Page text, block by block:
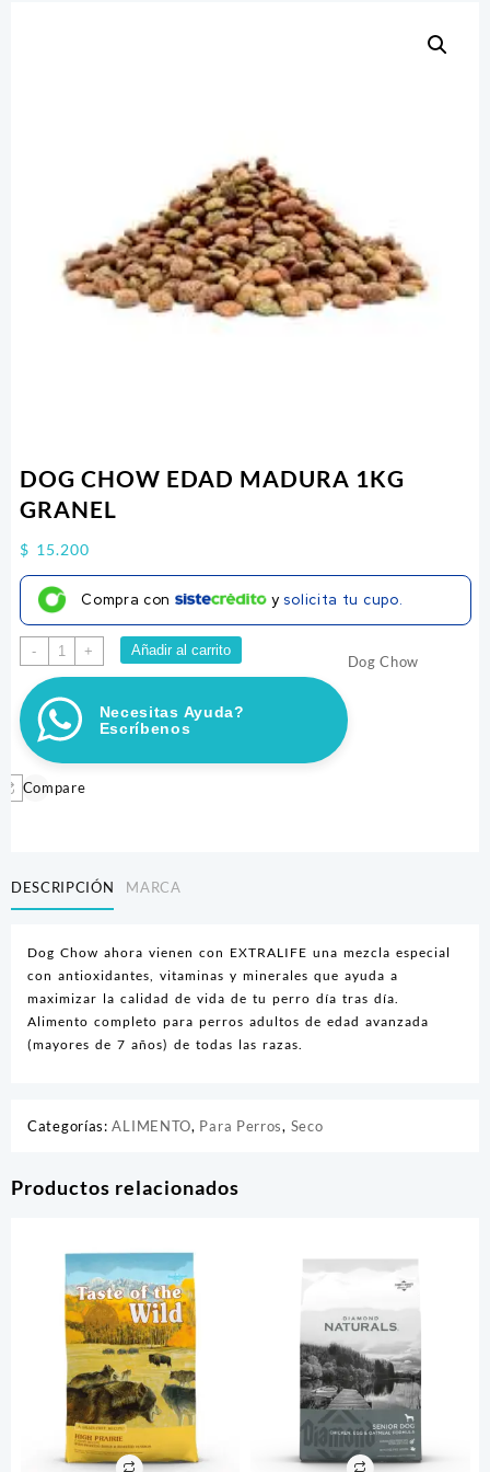
DOG CHOW EDAD MADURA 1KG
GRANEL
$ 15.200
Compra con y solicita tu cupo.
-
DOG
CHOW
EDAD
MADURA
1KG
GRANEL
cantidad
+ Añadir al carrito
Necesitas Ayuda?
Escríbenos
Compare
Dog Chow
DESCRIPCIÓN MARCA
Dog Chow ahora vienen con EXTRALIFE una mezcla especial
con antioxidantes, vitaminas y minerales que ayuda a
maximizar la calidad de vida de tu perro día tras día.
Alimento completo para perros adultos de edad avanzada
(mayores de 7 años) de todas las razas.
Categorías:ALIMENTO, Para Perros, Seco
Productos relacionados